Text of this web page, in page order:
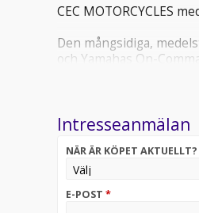
CEC MOTORCYCLES
Den mångsidiga,
och Yamahas On-
i kontantinsats upp till
Vi är återförsäljare
butiken.
Intresseanmälan
NÄR ÄR KÖPET AKTUELLT?
E-POST *